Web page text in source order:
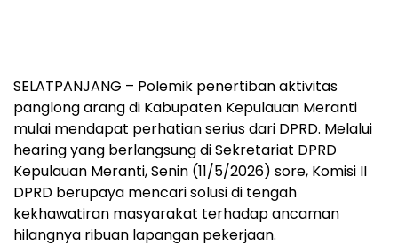
SELATPANJANG – Polemik penertiban aktivitas
panglong arang di Kabupaten Kepulauan Meranti
mulai mendapat perhatian serius dari DPRD. Melalui
hearing yang berlangsung di Sekretariat DPRD
Kepulauan Meranti, Senin (11/5/2026) sore, Komisi II
DPRD berupaya mencari solusi di tengah
kekhawatiran masyarakat terhadap ancaman
hilangnya ribuan lapangan pekerjaan.